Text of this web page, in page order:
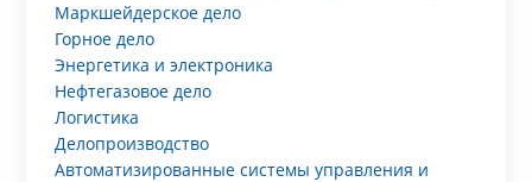
Маркшейдерское дело
Горное дело
Энергетика и электроника
Нефтегазовое дело
Логистика
Делопроизводство
Автоматизированные системы управления и